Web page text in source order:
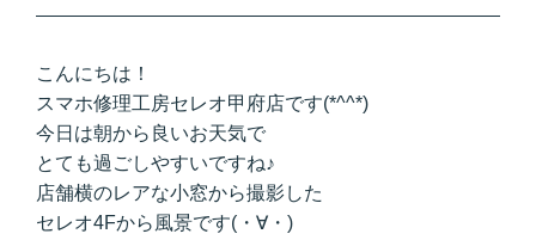
こんにちは！
スマホ修理工房セレオ甲府店です(*^^*)
今日は朝から良いお天気で
とても過ごしやすいですね♪
店舗横のレアな小窓から撮影した
セレオ4Fから風景です(・∀・)